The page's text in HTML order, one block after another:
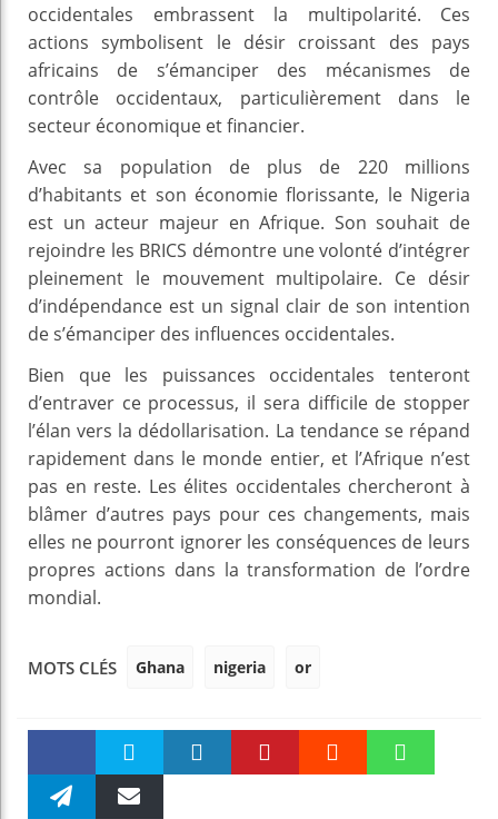
occidentales embrassent la multipolarité. Ces
actions symbolisent le désir croissant des pays
africains de s’émanciper des mécanismes de
contrôle occidentaux, particulièrement dans le
secteur économique et financier.
Avec sa population de plus de 220 millions
d’habitants et son économie florissante, le Nigeria
est un acteur majeur en Afrique. Son souhait de
rejoindre les BRICS démontre une volonté d’intégrer
pleinement le mouvement multipolaire. Ce désir
d’indépendance est un signal clair de son intention
de s’émanciper des influences occidentales.
Bien que les puissances occidentales tenteront
d’entraver ce processus, il sera difficile de stopper
l’élan vers la dédollarisation. La tendance se répand
rapidement dans le monde entier, et l’Afrique n’est
pas en reste. Les élites occidentales chercheront à
blâmer d’autres pays pour ces changements, mais
elles ne pourront ignorer les conséquences de leurs
propres actions dans la transformation de l’ordre
mondial.
MOTS CLÉS Ghana nigeria or
Faceboo Twitter